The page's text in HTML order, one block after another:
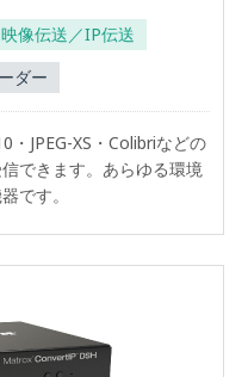
映像伝送／IP伝送
ダー
JPEG-XS・Colibriなどの
できます。あらゆる環境
です。